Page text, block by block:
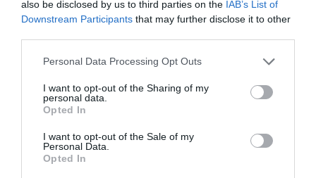
also be disclosed by us to third parties on the IAB’s List of
Downstream Participants that may further disclose it to other
Personal Data Processing Opt Outs
I want to opt-out of the Sharing of my
personal data.
Opted In
I want to opt-out of the Sale of my
Personal Data.
Opted In
Ακολουθήστε το Culturenow.gr